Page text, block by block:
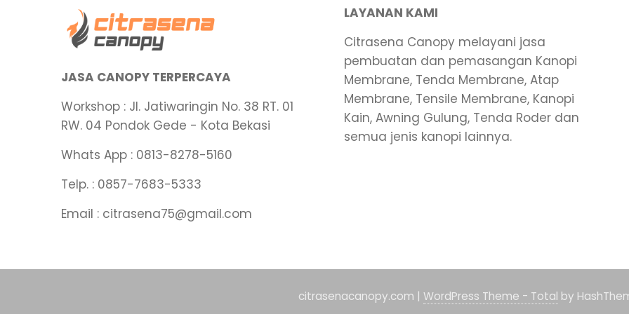
JASA CANOPY TERPERCAYA
Workshop : Jl. Jatiwaringin No. 38 RT. 01
RW. 04 Pondok Gede - Kota Bekasi
Whats App : 0813-8278-5160
Telp. : 0857-7683-5333
Email : citrasena75@gmail.com
LAYANAN KAMI
Citrasena Canopy melayani jasa
pembuatan dan pemasangan Kanopi
Membrane, Tenda Membrane, Atap
Membrane, Tensile Membrane, Kanopi
Kain, Awning Gulung, Tenda Roder dan
semua jenis kanopi lainnya.
citrasenacanopy.com | WordPress Theme - Total by